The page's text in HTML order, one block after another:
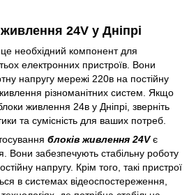
24V у Дніпрі
необхідний компонент для
електронних пристроїв. Вони
напругу мережі 220в на постійну
різноманітних систем. Якщо
живлення 24в у Дніпрі, зверніть
та сумісність для ваших потреб.
блоків живлення 24Vє
Вони забезпечують стабільну роботу
напругу. Крім того, такі пристрої
в системах відеоспостереження,